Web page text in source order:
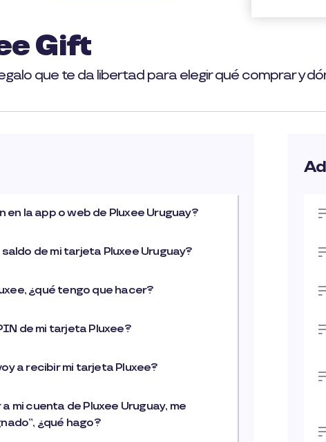
Gift
que te da libertad para elegir qué comprar y
en la app o web de Pluxee Uruguay?
de mi tarjeta Pluxee Uruguay?
¿qué tengo que hacer?
de mi tarjeta Pluxee?
a recibir mi tarjeta Pluxee?
mi cuenta de Pluxee Uruguay, me
¿qué hago?